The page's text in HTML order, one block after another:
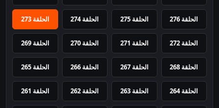
الحلقة 276 الحلقة 275 الحلقة 274 الحلقة 273
الحلقة 272 الحلقة 271 الحلقة 270 الحلقة 269
الحلقة 268 الحلقة 267 الحلقة 266 الحلقة 265
الحلقة 264 الحلقة 263 الحلقة 262 الحلقة 261